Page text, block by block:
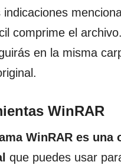
indicaciones
comprime el
en la misma
WinRAR
WinRAR es una
que puedes usar